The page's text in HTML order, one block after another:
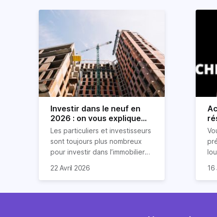
Investir dans le neuf en
2026 : on vous explique
tout !
Les particuliers et investisseurs
sont toujours plus nombreux
pour investir dans l’immobilier
expliquons tout dans cet
22 Avril 2026 16